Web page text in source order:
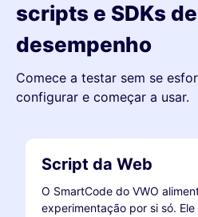
scripts e SDKs
desempenho
Comece a testar sem se
configurar e começar a usar.
Script da Web
O SmartCode do VWO
experimentação por si só.